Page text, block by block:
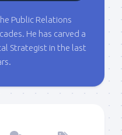
Public Relations
He has carved a
Strategist in the last